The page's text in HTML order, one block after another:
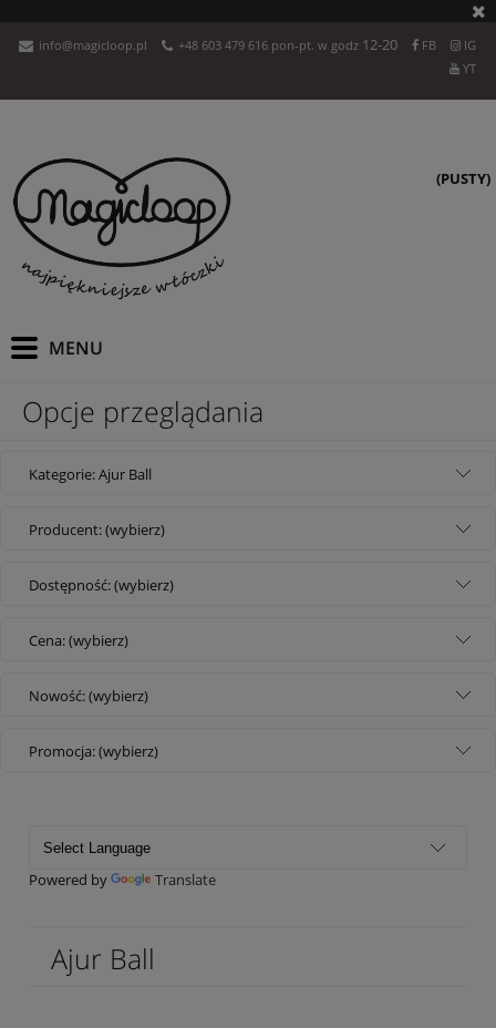
info@magicloop.pl +48 603 479 616 pon-pt. w godz 12-20 FB
IG
YT
(PUSTY)
Opcje przeglądania
Kategorie: Ajur Ball
Producent: (wybierz)
Dostępność: (wybierz)
Cena: (wybierz)
Nowość: (wybierz)
Promocja: (wybierz)
Powered by Translate
Ajur Ball